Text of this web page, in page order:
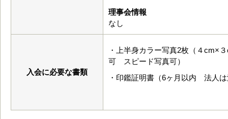
理事会情報
なし
入会に必要な書類
・上半身カラー写真2枚（４cm×
可 スピード写真可）
・印鑑証明書（6ヶ月以内 法人